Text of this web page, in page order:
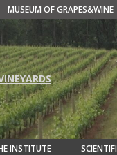
MUSEUM OF GRAPES&WINE
INSTITUTE